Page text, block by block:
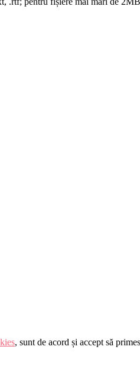
, sunt de acord și accept să